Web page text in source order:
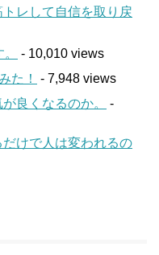
レして自信を取り戻
- 10,010 views
た！
- 7,948 views
良くなるのか。
-
けで人は変われるの